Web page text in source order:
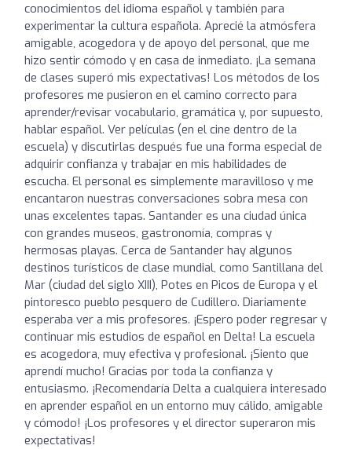
conocimientos del idioma español y también para
experimentar la cultura española. Aprecié la atmósfera
amigable, acogedora y de apoyo del personal, que me
hizo sentir cómodo y en casa de inmediato. ¡La semana
de clases superó mis expectativas! Los métodos de los
profesores me pusieron en el camino correcto para
aprender/revisar vocabulario, gramática y, por supuesto,
hablar español. Ver películas (en el cine dentro de la
escuela) y discutirlas después fue una forma especial de
adquirir confianza y trabajar en mis habilidades de
escucha. El personal es simplemente maravilloso y me
encantaron nuestras conversaciones sobra mesa con
unas excelentes tapas. Santander es una ciudad única
con grandes museos, gastronomía, compras y
hermosas playas. Cerca de Santander hay algunos
destinos turísticos de clase mundial, como Santillana del
Mar (ciudad del siglo XIII), Potes en Picos de Europa y el
pintoresco pueblo pesquero de Cudillero. Diariamente
esperaba ver a mis profesores. ¡Espero poder regresar y
continuar mis estudios de español en Delta! La escuela
es acogedora, muy efectiva y profesional. ¡Siento que
aprendí mucho! Gracias por toda la confianza y
entusiasmo. ¡Recomendaría Delta a cualquiera interesado
en aprender español en un entorno muy cálido, amigable
y cómodo! ¡Los profesores y el director superaron mis
expectativas!